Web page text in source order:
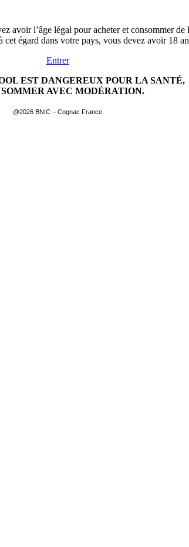
avoir l’âge légal pour acheter et consommer de
cet égard dans votre pays, vous devez avoir 18
Entrer
EST DANGEREUX POUR LA SANTÉ,
AVEC MODÉRATION.
@2026 BNIC – Cognac France